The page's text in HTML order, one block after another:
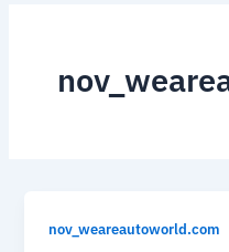
nov_weareautoworld.com